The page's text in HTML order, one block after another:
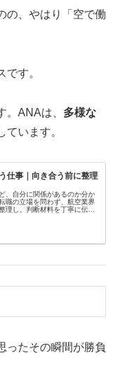
の、やはり「空で働
す。
ANAは、 多様な
ています。
仕事｜向き合う前に整理
、自分に関係があるのか分か
職の立場を問わず、航空業界
理し、判断材料を丁寧に伝え
ったその瞬間が勝負